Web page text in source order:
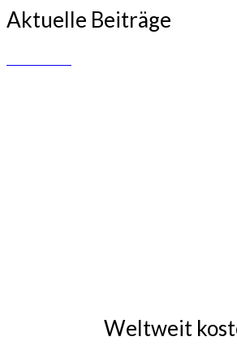
Aktuelle Beiträge
Weltweit